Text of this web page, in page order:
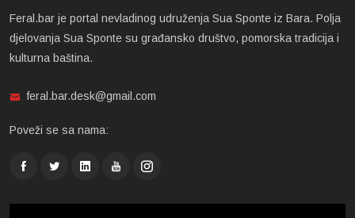
Feral.bar je portal nevladinog udruženja Sua Sponte iz Bara. Polja
djelovanja Sua Sponte su građansko društvo, pomorska tradicija i
kulturna baština.
feral.bar.desk@gmail.com
Poveži se sa nama: